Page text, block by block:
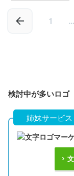
1 ...
検討中が多いロゴ
姉妹サービス